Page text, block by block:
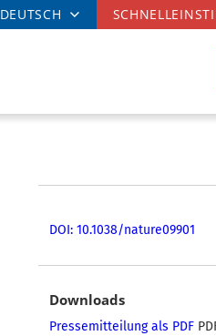
DEUTSCH
DOI: 10.1038/nature09901
Downloads
Pressemitteilung als PDF